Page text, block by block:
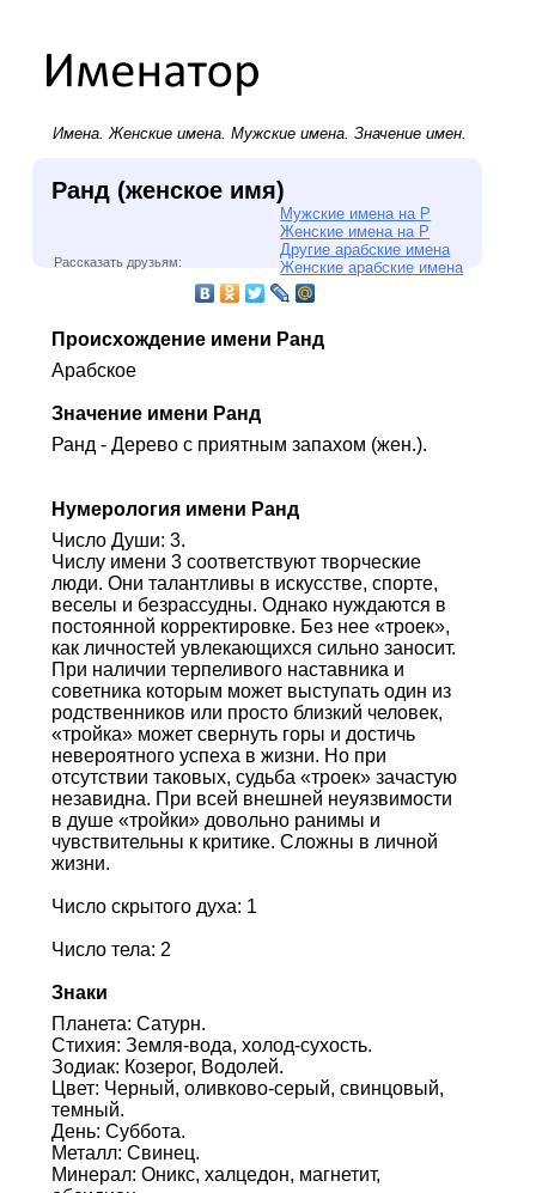
Имена.Женские имена. Мужские имена. Значение имен.
Ранд (женское имя)
Мужские имена на Р
Женские имена на Р
Другие арабские имена
Женские арабские имена
Рассказать друзьям:
Происхождение имени Ранд
Арабское
Значение имени Ранд
Ранд - Дерево с приятным запахом (жен.).
Нумерология имени Ранд
Число Души: 3.
Числу имени 3 соответствуют творческие
люди. Они талантливы в искусстве, спорте,
веселы и безрассудны. Однако нуждаются в
постоянной корректировке. Без нее «троек»,
как личностей увлекающихся сильно заносит.
При наличии терпеливого наставника и
советника которым может выступать один из
родственников или просто близкий человек,
«тройка» может свернуть горы и достичь
невероятного успеха в жизни. Но при
отсутствии таковых, судьба «троек» зачастую
незавидна. При всей внешней неуязвимости
в душе «тройки» довольно ранимы и
чувствительны к критике. Сложны в личной
жизни.
Число скрытого духа: 1
Число тела: 2
Знаки
Планета: Сатурн.
Стихия: Земля-вода, холод-сухость.
Зодиак: Козерог, Водолей.
Цвет: Черный, оливково-серый, свинцовый,
темный.
День: Суббота.
Металл: Свинец.
Минерал: Оникс, халцедон, магнетит,